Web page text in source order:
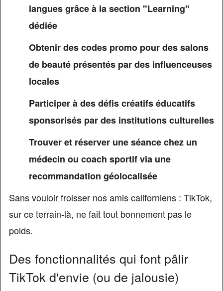
langues grâce à la section "Learning"
dédiée
Obtenir des codes promo pour des salons
de beauté présentés par des influenceuses
locales
Participer à des défis créatifs éducatifs
sponsorisés par des institutions culturelles
Trouver et réserver une séance chez un
médecin ou coach sportif via une
recommandation géolocalisée
Sans vouloir froisser nos amis californiens : TikTok,
sur ce terrain-là, ne fait tout bonnement pas le
poids.
Des fonctionnalités qui font pâlir
TikTok d'envie (ou de jalousie)